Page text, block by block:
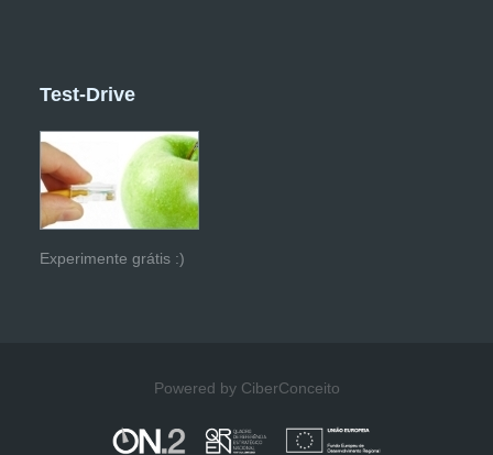
Test-Drive
Experimente grátis :)
Powered by CiberConceito